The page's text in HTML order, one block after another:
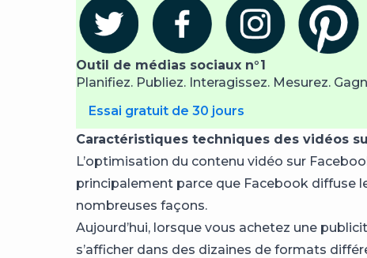
Outil de médias sociaux n°1
Planifiez. Publiez. Interagissez. Mesurez.
Essai gratuit de 30 jours
Caractéristiques techniques des vidéos
L’optimisation du contenu vidéo sur
principalement parce que Facebook diffuse
nombreuses façons.
Aujourd’hui, lorsque vous achetez une
s’afficher dans des dizaines de formats